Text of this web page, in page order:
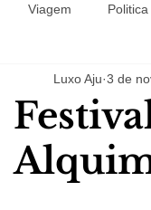
Viagem Politica
Luxo Aju 3 de